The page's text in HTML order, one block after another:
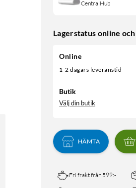
CentralHub
Lagerstatus online
Online
1-2 dagars leveranstid
Butik
Välj din butik
HÄMTA
Fri frakt från 599:-